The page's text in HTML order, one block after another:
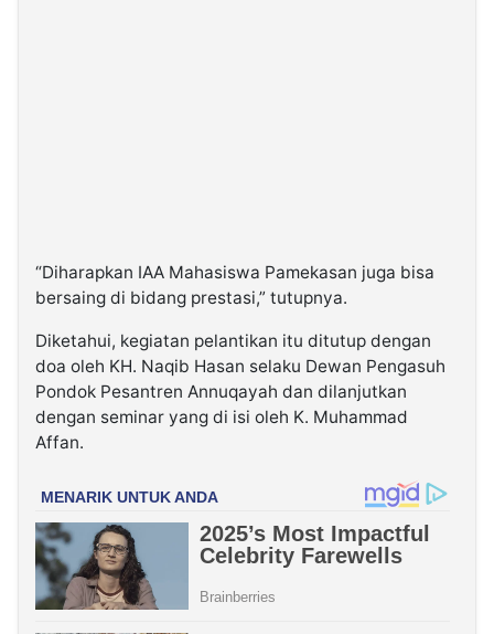
“Diharapkan IAA Mahasiswa Pamekasan juga bisa
bersaing di bidang prestasi,” tutupnya.
Diketahui, kegiatan pelantikan itu ditutup dengan
doa oleh KH. Naqib Hasan selaku Dewan Pengasuh
Pondok Pesantren Annuqayah dan dilanjutkan
dengan seminar yang di isi oleh K. Muhammad
Affan.